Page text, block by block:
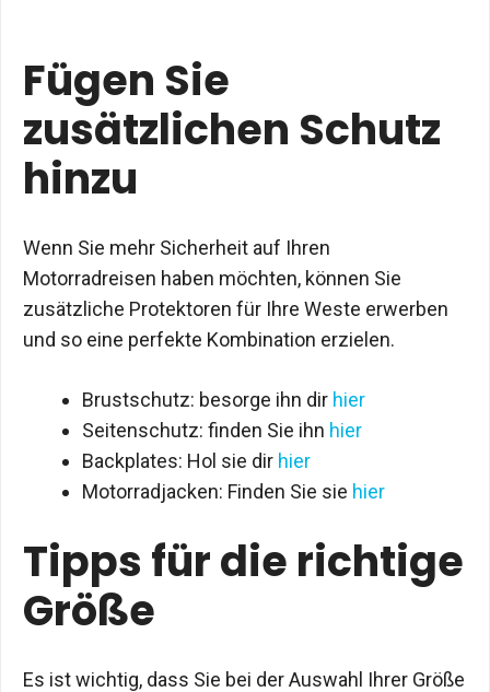
Fügen Sie
zusätzlichen Schutz
hinzu
Wenn Sie mehr Sicherheit auf Ihren
Motorradreisen haben möchten, können Sie
zusätzliche Protektoren für Ihre Weste erwerben
und so eine perfekte Kombination erzielen.
Brustschutz: besorge ihn dir hier
Seitenschutz: finden Sie ihn hier
Backplates: Hol sie dir hier
Motorradjacken: Finden Sie sie hier
Tipps für die richtige
Größe
Es ist wichtig, dass Sie bei der Auswahl Ihrer Größe